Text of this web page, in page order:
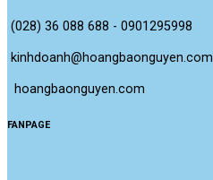
(028) 36 088 688 - 0901295998
kinhdoanh@hoangbaonguyen.com
hoangbaonguyen.com
FANPAGE